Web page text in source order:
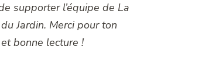
supporter l’équipe de La
Jardin. Merci pour ton
bonne lecture !